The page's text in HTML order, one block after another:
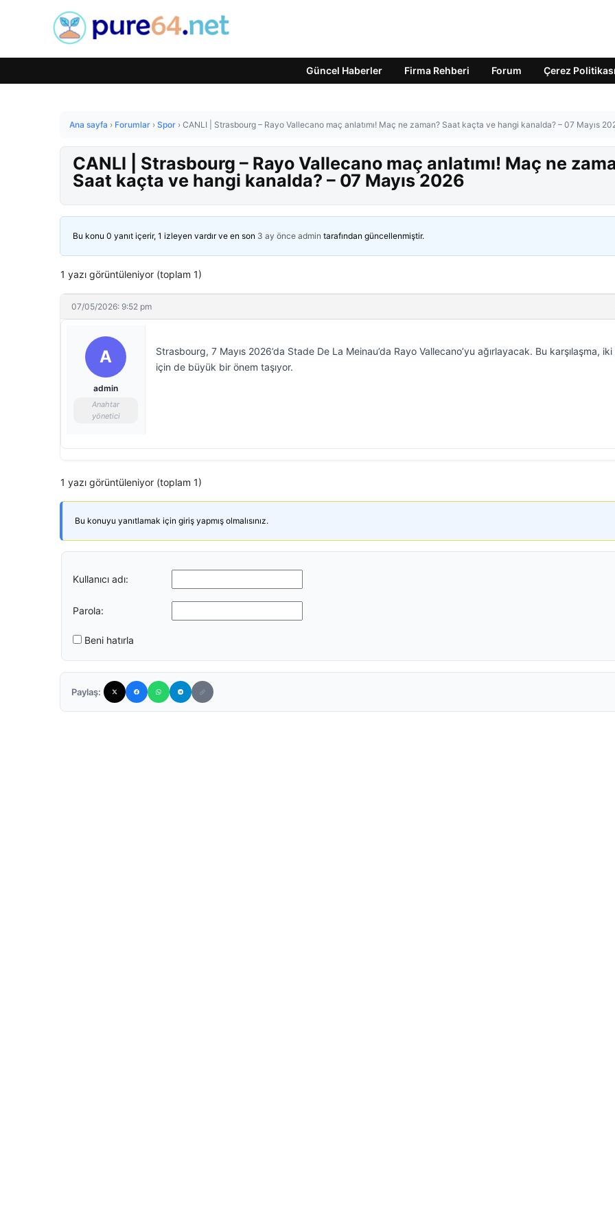
Güncel Haberler Firma Rehberi Forum Çerez Politikası
Ana sayfa › Forumlar › Spor › CANLI | Strasbourg – Rayo Vallecano maç anlatımı! Maç ne zaman? Saat kaçta ve hangi kanalda? – 07 Mayıs
CANLI | Strasbourg – Rayo Vallecano maç anlatımı! Maç ne
Saat kaçta ve hangi kanalda? – 07 Mayıs 2026
Bu konu 0 yanıt içerir, 1 izleyen vardır ve en son 3 ay önce admin tarafından güncellenmiştir.
1 yazı görüntüleniyor (toplam 1)
07/05/2026: 9:52 pm
A
admin
Anahtar
yönetici
Strasbourg, 7 Mayıs 2026’da Stade De La Meinau’da Rayo Vallecano’yu ağırlayacak. Bu karşılaşma, iki
için de büyük bir önem taşıyor.
1 yazı görüntüleniyor (toplam 1)
Bu konuyu yanıtlamak için giriş yapmış olmalısınız.
Kullanıcı adı:
Parola:
Beni hatırla
Paylaş: